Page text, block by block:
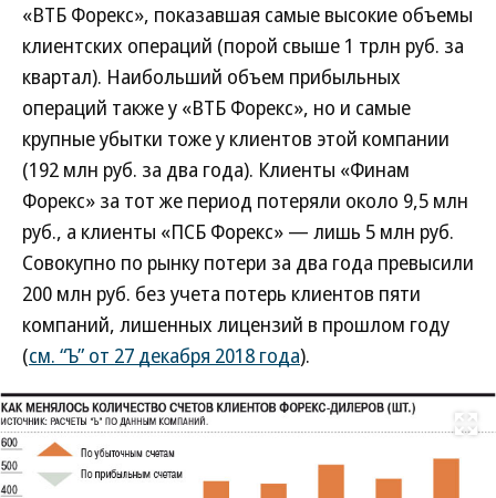
«ВТБ Форекс», показавшая самые высокие объемы
клиентских операций (порой свыше 1 трлн руб. за
квартал). Наибольший объем прибыльных
операций также у «ВТБ Форекс», но и самые
крупные убытки тоже у клиентов этой компании
(192 млн руб. за два года). Клиенты «Финам
Форекс» за тот же период потеряли около 9,5 млн
руб., а клиенты «ПСБ Форекс» — лишь 5 млн руб.
Совокупно по рынку потери за два года превысили
200 млн руб. без учета потерь клиентов пяти
компаний, лишенных лицензий в прошлом году
(см. “Ъ” от 27 декабря 2018 года).
Развернуть